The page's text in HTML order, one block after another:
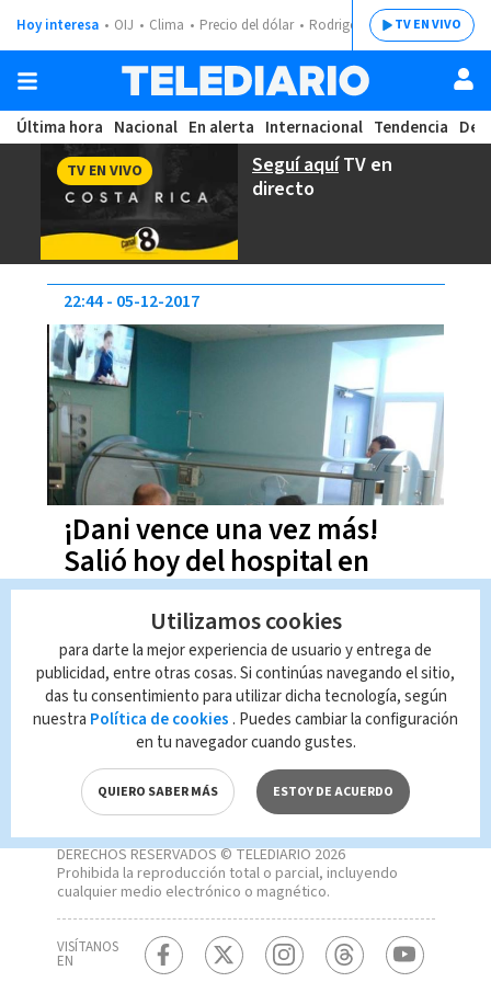
Hoy interesa OIJ Clima Precio del dólar Rodrigo ChavesTV EN VIVO
Última hora Nacional En alerta Internacional Tendencia
Seguí aquíTV en
directo
TV EN VIVO
¡Dani vence una vez más!
Salió hoy del hospital en
Cincinnati
22:44 05-12-2017
DERECHOS RESERVADOS © TELEDIARIO 2026
Prohibida la reproducción total o parcial, incluyendo
cualquier medio electrónico o magnético.
VISÍTANOS
EN
Utilizamos cookies
para darte la mejor experiencia de usuario y entrega de
publicidad, entre otras cosas. Si continúas navegando el sitio,
das tu consentimiento para utilizar dicha tecnología, según
nuestra Política de cookies . Puedes cambiar la configuración
en tu navegador cuando gustes.
QUIERO SABER MÁS ESTOY DE ACUERDO